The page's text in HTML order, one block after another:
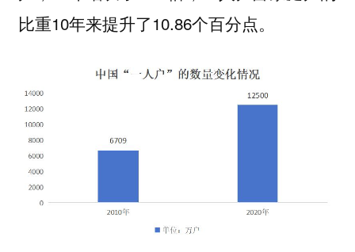
比重10年来提升了10.86个百分点。